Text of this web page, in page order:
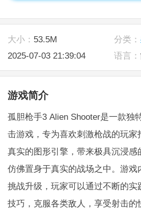
大小： 53.5M 分类：
2025-07-03 21:39:04
语言：
游戏简介
孤胆枪手3 Alien Shooter是一款独
击游戏，专为喜欢刺激枪战的玩家
真实的图形引擎，带来极具沉浸感
仿佛置身于真实的战场之中。游戏
挑战升级，玩家可以通过不断的实
技巧，克服各类敌人，享受射击的